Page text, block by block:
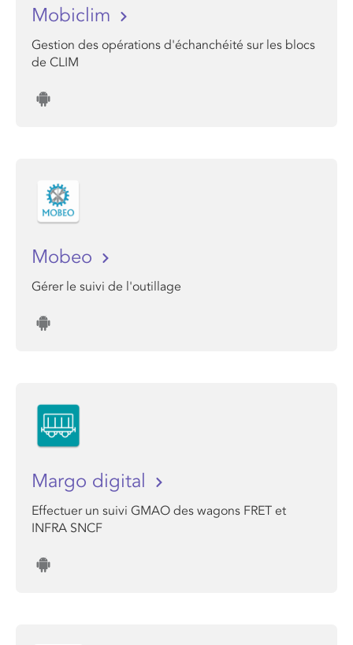
Mobiclim
Gestion des opérations d'échanchéité sur les blocs
de CLIM
Mobeo
Gérer le suivi de l'outillage
Margo digital
Effectuer un suivi GMAO des wagons FRET et
INFRA SNCF